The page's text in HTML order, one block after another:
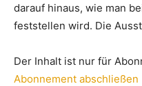
darauf hinaus, wie man
feststellen wird. Die
Der Inhalt ist nur für
Abonnement abschließen